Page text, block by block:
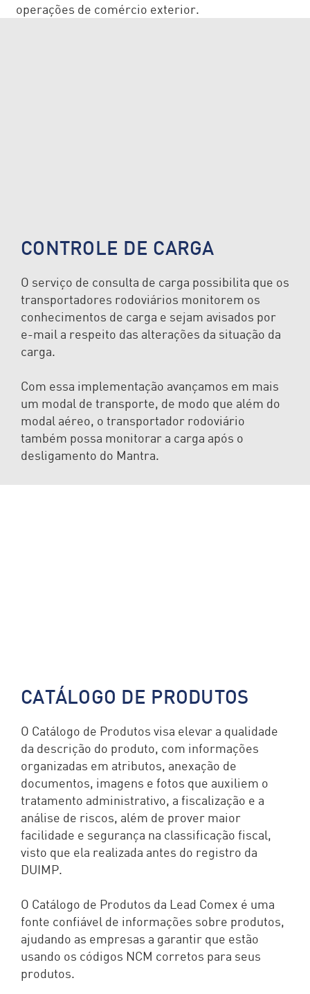
operações de comércio exterior.
CONTROLE DE CARGA
O serviço de consulta de carga possibilita que os
transportadores rodoviários monitorem os
conhecimentos de carga e sejam avisados por
e-mail a respeito das alterações da situação da
carga.
Com essa implementação avançamos em mais
um modal de transporte, de modo que além do
modal aéreo, o transportador rodoviário
também possa monitorar a carga após o
desligamento do Mantra.
CATÁLOGO DE PRODUTOS
O Catálogo de Produtos visa elevar a qualidade
da descrição do produto, com informações
organizadas em atributos, anexação de
documentos, imagens e fotos que auxiliem o
tratamento administrativo, a fiscalização e a
análise de riscos, além de prover maior
facilidade e segurança na classificação fiscal,
visto que ela realizada antes do registro da
DUIMP.
O Catálogo de Produtos da Lead Comex é uma
fonte confiável de informações sobre produtos,
ajudando as empresas a garantir que estão
usando os códigos NCM corretos para seus
produtos.